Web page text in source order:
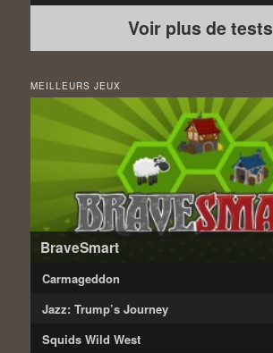
Voir plus de tests
MEILLEURS JEUX
BraveSmart
Carmageddon
Jazz: Trump’s Journey
Squids Wild West